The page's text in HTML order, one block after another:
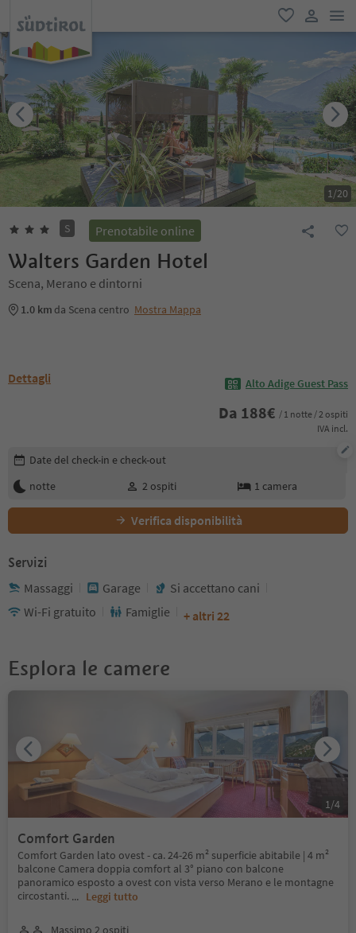
favoriti
user link
1/20
S Prenotabile online
Walters Garden Hotel
Scena, Merano e dintorni
1.0 km da Scena centro Mostra Mappa
Dettagli Alto Adige Guest Pass
Da 188€ / 1 notte / 2 ospiti
IVA incl.
Modifica i dettagli della prenotazione
Date del check-in e check-out
notte
2 ospiti 1 camera
Verifica disponibilità
Servizi
Massaggi Garage
Si accettano cani
Wi-Fi gratuito
Famiglie + altri 22
Esplora le camere
Comfort Garden
Comfort Garden lato ovest - ca. 24-26 m² superficie abitabile | 4 m²
balcone Camera doppia comfort al 3° piano con balcone
panoramico esposto a ovest con vista verso Merano e le montagne
circostanti. ... Leggi tutto
Massimo 2 ospiti
1 /4